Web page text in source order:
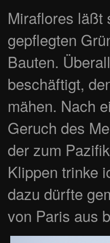
Miraflores läßt
gepflegten
Bauten.
beschäftigt,
mähen. Nach
Geruch des
der zum
Klippen trinke
dazu dürfte
von Paris aus